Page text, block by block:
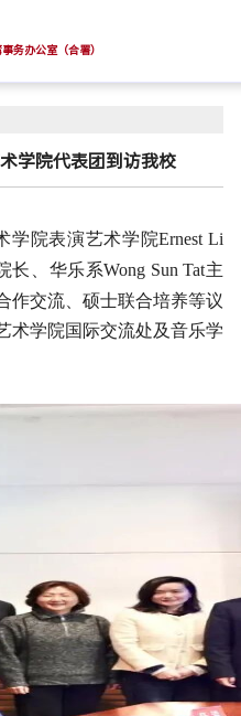
务办公室（合署）
学院代表团到访我校
学院表演艺术学院Ernest Li
长、华乐系Wong Sun Tat主
作交流、硕士联合培养等议
术学院国际交流处及音乐学